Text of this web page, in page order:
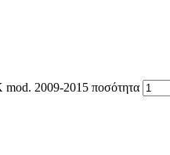
2009-2015 ποσότητα